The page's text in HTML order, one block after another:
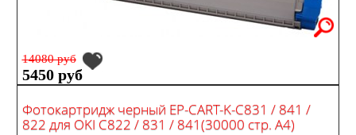
14080 руб
5450 руб
Фотокартридж черный EP-CART-K-C831 / 841 /
822 для OKI C822 / 831 / 841(30000 стр. А4)